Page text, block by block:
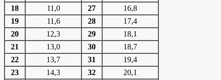
18
11,0 27
16,8
19
11,6 28
17,4
20
12,3 29
18,1
21
13,0 30
18,7
22
13,7 31
19,4
23
14,3 32
20,1